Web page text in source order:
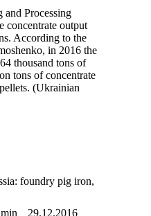
Processing
concentrate output
According to the
in 2016 the
thousand tons of
tons of concentrate
(Ukrainian
foundry pig iron,
29.12.2016